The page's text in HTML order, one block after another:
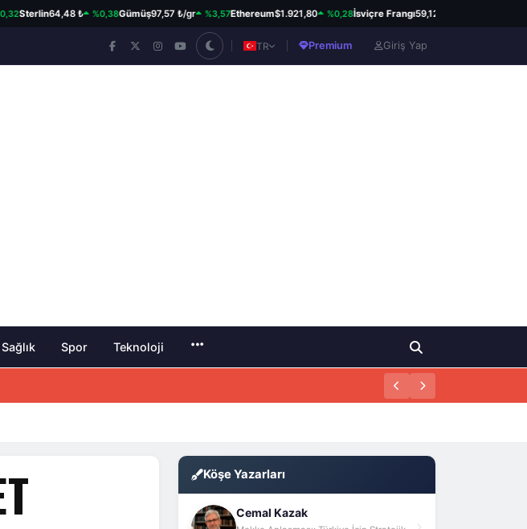
64,48 ₺ %0,38Gümüş97,57 ₺/gr %3,57Ethereum$1.921,80 %0,28İsviçre Frangı59,12 ₺ %0,82
TR Premium Giriş Yap
Sağlık Spor Teknoloji
Köşe Yazarları
Cemal Kazak